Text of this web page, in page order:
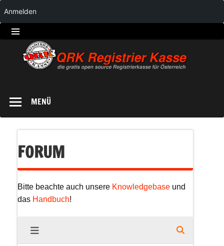
QRK
MENÜ
FORUM
Bitte beachte auch unsere Knowledgebase und
das Handbuch!
Anmelden